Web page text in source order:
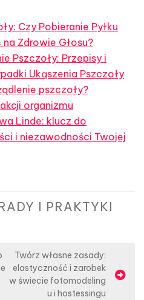
Czy Pobieranie Pyłku
na Zdrowie Głosu?
Pszczoły: Przepisy i
Ukąszenia Pszczoły
pszczoły?
organizmu
Linde: klucz do
i niezawodności Twojej
I PRAKTYKI
Twórz własne zasady:
elastyczność i zarobek
w świecie fotomodeling
u i hostessingu